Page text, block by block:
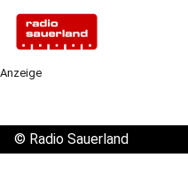
Anzeige
© Radio Sauerland